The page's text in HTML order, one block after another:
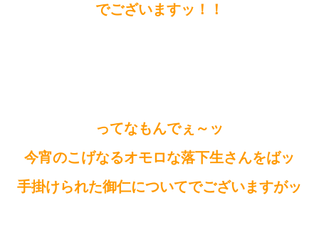
でございますッ！！
ってなもんでぇ～ッ
今宵のこげなるオモロな落下生さんをばッ
手掛けられた御仁についてでございますがッ